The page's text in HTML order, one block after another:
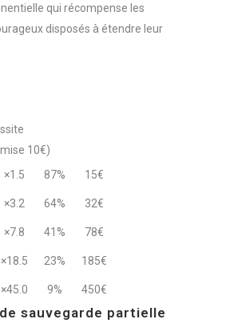
qui récompense les
disposés à étendre leur
10€)
×1.5 87% 15€
×3.2 64% 32€
×7.8 41% 78€
×18.5 23% 185€
×45.0 9% 450€
sauvegarde partielle